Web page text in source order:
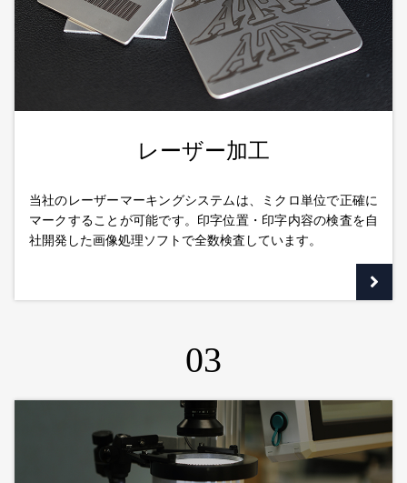
レーザー加工
当社のレーザーマーキングシステムは、ミクロ単位で正確に
マークすることが可能です。印字位置・印字内容の検査を自
社開発した画像処理ソフトで全数検査しています。
03